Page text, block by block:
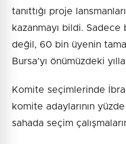
tanıttığı proje
kazanmayı bildi.
değil, 60 bin üyenin
Bursa’yı önümüzdeki
Komite seçimlerinde
komite adaylarının
sahada seçim